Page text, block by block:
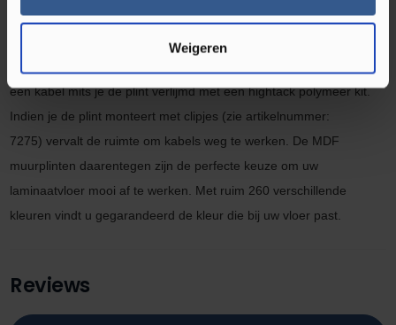
Weigeren
plinten MDF muurplintenzijneenvoudig te monteren met de
bevestigingsclips of zijn te verlijmen met een plinten en profielen
een kabel mits je de plint verlijmd met eenhightack polymeer kit.
Indien je de plint monteert met clipjes (zie artikelnummer:
7275) vervalt de ruimte om kabels weg te werken. De MDF
muurplinten daarentegen zijn de perfecte keuze om uw
laminaatvloer mooi af te werken. Met ruim 260 verschillende
kleuren vindt u gegarandeerd de kleur die bij uw vloer past.
Reviews